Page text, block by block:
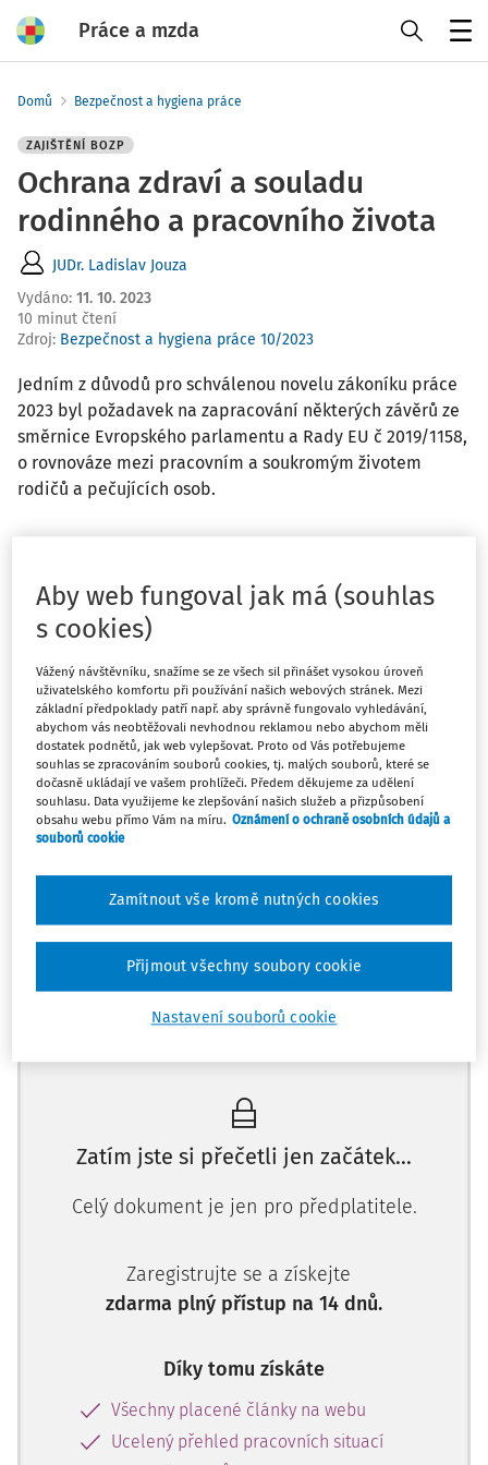
Práce a mzda
Domů Bezpečnost a hygiena práce
ZAJIŠTĚNÍ BOZP
Ochrana zdraví a souladu
rodinného a pracovního života
JUDr. Ladislav Jouza
Vydáno: 11. 10. 2023
10 minut čtení
Zdroj: Bezpečnost a hygiena práce 10/2023
Jedním z důvodů pro schválenou novelu zákoníku práce
2023 byl požadavek na zapracování některých závěrů ze
směrnice Evropského parlamentu a Rady EU č 2019/1158,
o rovnováze mezi pracovním a soukromým životem
rodičů a pečujících osob.
povinnostmi je rovnováha mezi pracovním a soukromým
životem značným problémem,
Neméně významnou skutečností je, že pracovní
přetížení zejména žen, ohrožuje jejich zdraví a
bezpečnost při práci.
Ženy, které mají děti, pracují obvykle na částečné úvazky a
více času tráví plněním neplacených pečovatelských
povinností. Právní úprava podle směrnice neobsahuje
dílu pečovatelských povinností, což následně posiluje
genderové rozdíly v oblasti pracovních a pečovatelských
povinností.
Proto novelazákoníku prácev souladu se směrnicí
upravuje některé otázky kolem otcovské i rodičovské
Máte předplatné?
Zatím jste si přečetli jen začátek…
Celý dokument je jen pro předplatitele.
Zaregistrujte se a získejte
zdarma plný přístup na 14 dnů.
Díky tomu získáte
Všechny placené články na webu
Ucelený přehled pracovních situací
Aby web fungoval jak má (souhlas
s cookies)
Vážený návštěvníku, snažíme se ze všech sil přinášet vysokou úroveň
uživatelského komfortu při používání našich webových stránek. Mezi
základní předpoklady patří např. aby správně fungovalo vyhledávání,
abychom vás neobtěžovali nevhodnou reklamou nebo abychom měli
dostatek podnětů, jak web vylepšovat. Proto od Vás potřebujeme
souhlas se zpracováním souborů cookies, tj. malých souborů, které se
dočasně ukládají ve vašem prohlížeči. Předem děkujeme za udělení
souhlasu. Data využijeme ke zlepšování našich služeb a přizpůsobení
obsahu webu přímo Vám na míru. Oznámení o ochraně osobních údajů a
souborů cookie
Nastavení souborů cookie
Zamítnout vše kromě nutných cookies
Přijmout všechny soubory cookie